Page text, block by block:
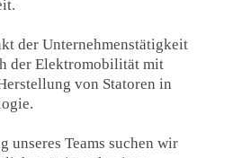
der Unternehmenstätigkeit
der Elektromobilität mit
von Statoren in
unseres Teams suchen wir